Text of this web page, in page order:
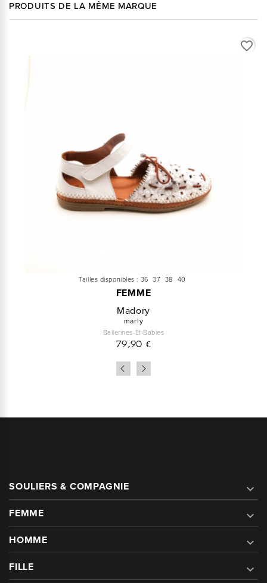
PRODUITS DE LA MÊME MARQUE
Tailles disponibles : 36 37 38 40
FEMME
Madory
marly
Ballerines-Et-Babies
79,90 €
favorite_border
SOULIERS & COMPAGNIE 
FEMME 
HOMME 
FILLE 